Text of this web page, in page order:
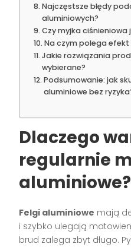
Najczęstsze błędy
aluminiowych?
Czy myjka ciśnieniowa
Na czym polega efekt
Jakie rozwiązania
wybierane?
Podsumowanie: jak
aluminiowe bez
Dlaczego
regularnie
aluminiowe?
Felgi aluminiowe mają
i szybko ulegają
brud zalega zbyt długo.